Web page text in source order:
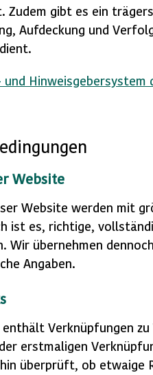
Zudem gibt es ein
Aufdeckung und
und Hinweisgebersystem
Website
Website werden mit
ist es, richtige,
Wir übernehmen
Angaben.
enthält Verknüpfungen zu
erstmaligen
überprüft, ob etwaige